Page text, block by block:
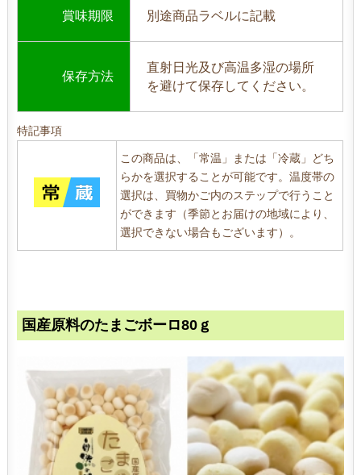
賞味期限 別途商品ラベルに記載
保存方法
直射日光及び高温多湿の場所
を避けて保存してください。
特記事項
この商品は、「常温」または「冷蔵」どち
らかを選択することが可能です。温度帯の
選択は、買物かご内のステップで行うこと
ができます（季節とお届けの地域により、
選択できない場合もございます）。
国産原料のたまごボーロ80ｇ